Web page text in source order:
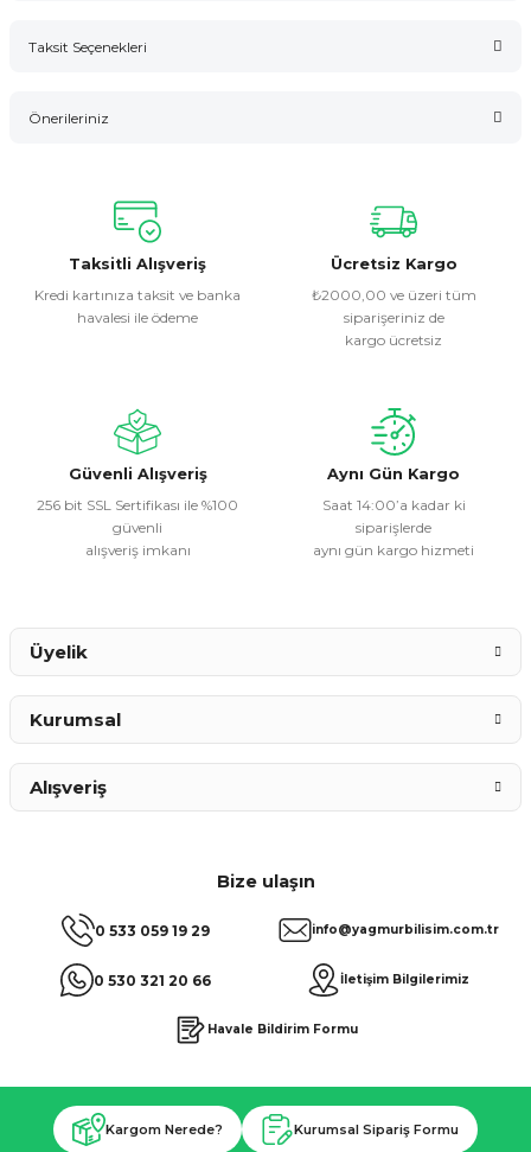
Taksit Seçenekleri
Önerileriniz
konularda yetersiz gördüğünüz noktaları öneri formunu
kullanarak tarafımıza iletebilirsiniz.
Görüş ve önerileriniz için teşekkür ederiz.
Ürün resmi kalitesiz, bozuk veya görüntülenemiyor.
Ürün fiyatı diğer sitelerden daha pahalı.
Bu ürüne benzer farklı alternatifler olmalı.
Taksitli Alışveriş
Kredi kartınıza taksit ve banka
havalesi ile ödeme
Ücretsiz Kargo
₺2000,00 ve üzeri tüm
siparişeriniz de
kargo ücretsiz
Güvenli Alışveriş
256 bit SSL Sertifikası ile %100
güvenli
alışveriş imkanı
Aynı Gün Kargo
Saat 14:00’a kadar ki
siparişlerde
aynı gün kargo hizmeti
Bize ulaşın
0 533 059 19 29
0 530 321 20 66
info@yagmurbilisim.com.tr
İletişim Bilgilerimiz
Havale Bildirim Formu
Üyelik
Kurumsal
Alışveriş
Kargom Nerede? Kurumsal Sipariş Formu